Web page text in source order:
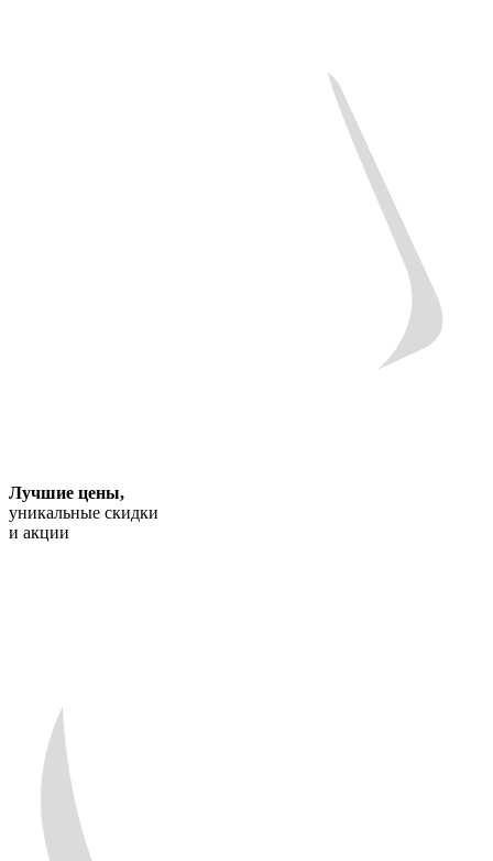
Лучшие цены,
уникальные скидки
и акции